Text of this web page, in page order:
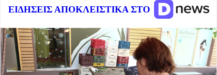
ΕΙΔΗΣΕΙΣ ΑΠΟΚΛΕΙΣΤΙΚΑ ΣΤΟ